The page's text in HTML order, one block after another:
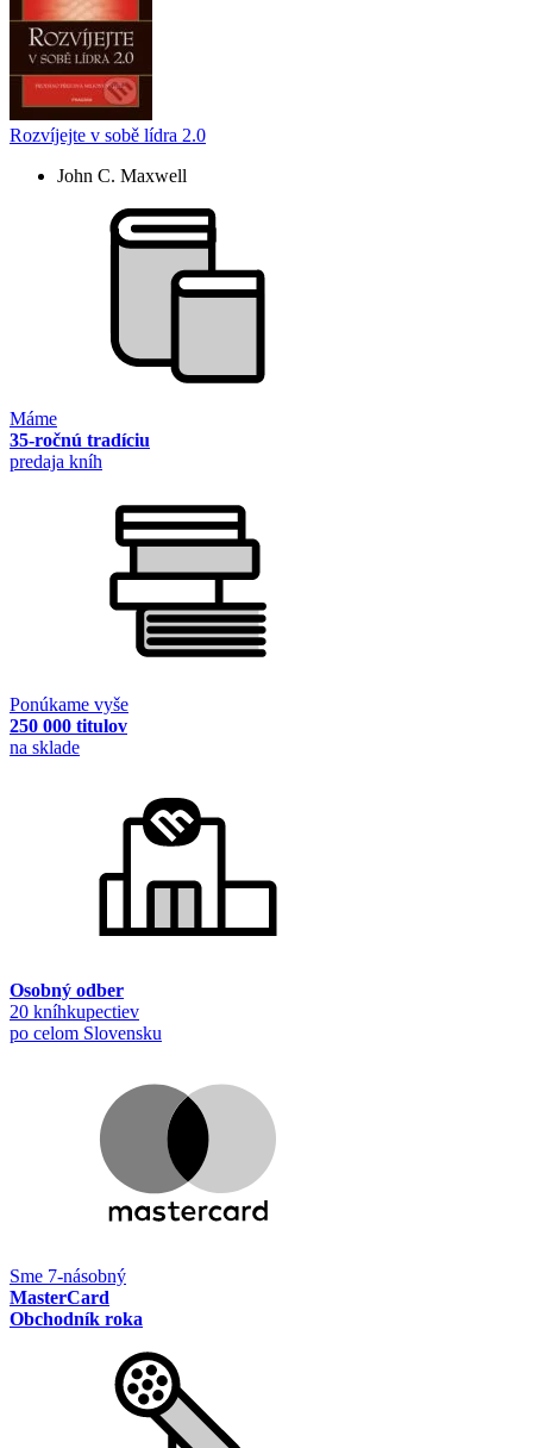
Rozvíjejte v sobě lídra 2.0
John C. Maxwell
Máme
35-ročnú tradíciu
predaja kníh
Ponúkame vyše
250 000 titulov
na sklade
Osobný odber
20 kníhkupectiev
po celom Slovensku
Sme 7-násobný
MasterCard
Obchodník roka